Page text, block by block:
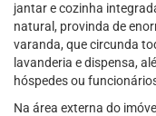
jantar e cozinha
natural, provinda de
varanda, que circunda
lavanderia e dispensa,
hóspedes ou
Na área externa do